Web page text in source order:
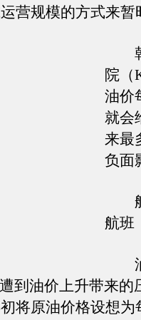
营规模的方式来暂
韩
院（
油价
就会
来最
负面
航
航班
油
到油价上升带来的
将原油价格设想为